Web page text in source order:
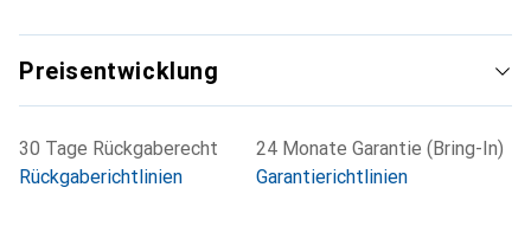
Preisentwicklung
30 Tage Rückgaberecht
Rückgaberichtlinien
24 Monate Garantie (Bring-In)
Garantierichtlinien